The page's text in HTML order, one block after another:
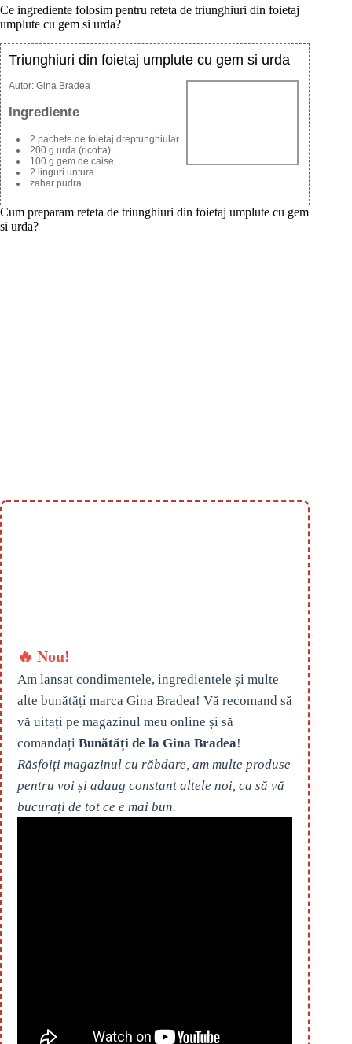
Ce ingrediente folosim pentru reteta de triunghiuri din foietaj
umplute cu gem si urda?
Triunghiuri din foietaj umplute cu gem si urda
Autor: Gina Bradea
Ingrediente
2 pachete de foietaj dreptunghiular
200 g urda (ricotta)
100 g gem de caise
2 linguri untura
zahar pudra
Cum preparam reteta de triunghiuri din foietaj umplute cu gem
si urda?
🔥 Nou!
Am lansat condimentele, ingredientele și multe
alte bunătăți marca Gina Bradea! Vă recomand să
vă uitați pe magazinul meu online și să
comandați Bunătăți de la Gina Bradea!
Răsfoiți magazinul cu răbdare, am multe produse
pentru voi și adaug constant altele noi, ca să vă
bucurați de tot ce e mai bun.